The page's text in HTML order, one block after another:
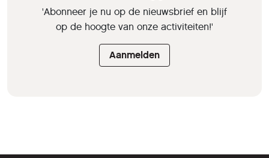
'Abonneer je nu op de nieuwsbrief en blijf
op de hoogte van onze activiteiten!'
Aanmelden